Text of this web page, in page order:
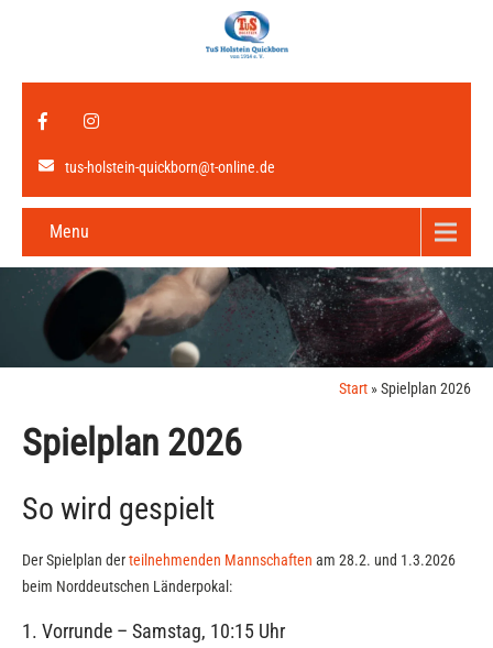
tus-holstein-quickborn@t-online.de
Menu
Start »Spielplan 2026
Spielplan 2026
So wird gespielt
Der Spielplan derteilnehmenden Mannschaften am 28.2. und 1.3.2026
beim Norddeutschen Länderpokal:
1. Vorrunde – Samstag, 10:15 Uhr